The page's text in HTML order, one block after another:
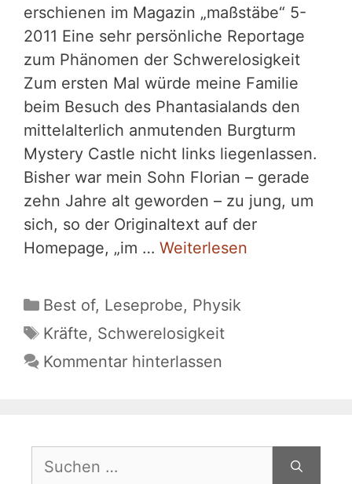
erschienen im Magazin „maßstäbe“ 5-
2011 Eine sehr persönliche Reportage
zum Phänomen der Schwerelosigkeit
Zum ersten Mal würde meine Familie
beim Besuch des Phantasialands den
mittelalterlich anmutenden Burgturm
Mystery Castle nicht links liegenlassen.
Bisher war mein Sohn Florian – gerade
zehn Jahre alt geworden – zu jung, um
sich, so der Originaltext auf der
Homepage, „im … Weiterlesen
Kategorien
Best of, Leseprobe, Physik
Schlagwörter
Kräfte, Schwerelosigkeit
Kommentar hinterlassen
nach: